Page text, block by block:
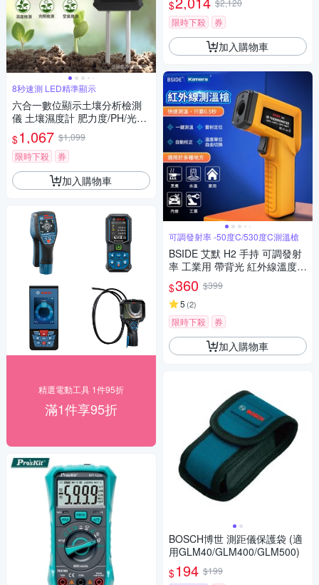
8秒速測 LED精準顯示
六合一數位顯示土壤分析檢測
儀 土壤濕度計 肥力度/PH/光照
度/濕度/溫度/空氣
$1,067 $1,099
限時下殺
券
加入購物車
精選電動工具 1件95折
滿1件享95折
$
$2,120
限時下殺
券
加入購物車
可調發射率 -50度C/530度C測溫槍
BSIDE 艾默 H2 手持 可調發射
率 工業用 帶背光 紅外線溫度槍
紅外線測溫儀 紅外線溫度計 非
接觸式溫度計 手持式感溫棒 食
品溫度計 電子溫度計 感應測溫
槍
$360 $399
5 (2)
限時下殺 券
加入購物車
BOSCH博世 測距儀保護袋 (適
用GLM40/GLM400/GLM500)
$194 $199